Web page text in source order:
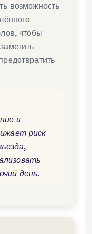
возможность
чтобы
и
риск
день.